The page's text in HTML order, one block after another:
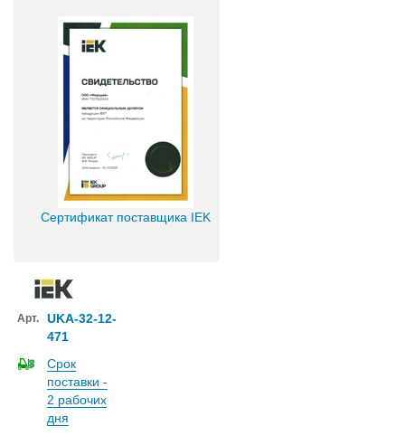
Сертификат поставщика IEK
Арт.
UKA-32-12-
471
Срок
поставки -
2 рабочих
дня